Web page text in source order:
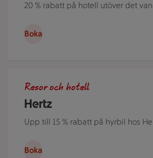
20 % rabatt på hotell utöver det
Boka
Hertz
Resor och hotell
Upp till 15 % rabatt på hyrbil hos
Boka